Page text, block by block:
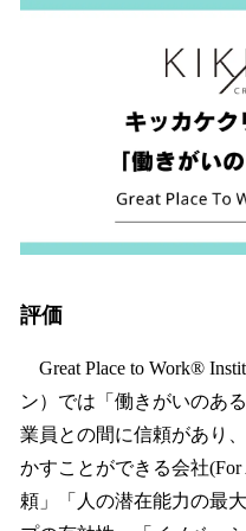
！
評価
Great Place to Work®
ン）では「働きがいのあ
業員との間に信頼があり
かすことができる会社
頼」「人の潜在能力の最